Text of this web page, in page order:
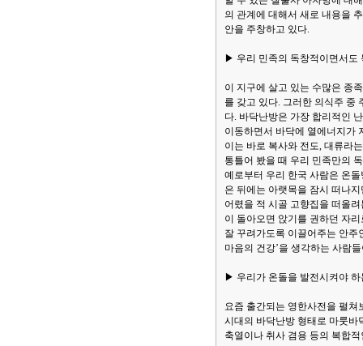
의 관계에 대해서 새로 내용을
안을 주창하고 있다.
▶ 우리 민족의 독창적이면서
이 지구에 살고 있는 수많은 종
를 갖고 있다. 그러한 의식주 중
다. 바닥난방은 가장 합리적인
이동하면서 바닥에 열에너지가
이는 바로 복사와 전도, 대류라
통틀어 봤을 때 우리 민족만의
예로부터 우리 한국 사람은 온
은 뒤에는 아랫목을 잠시 떠나
어렸을 적 시골 고향집을 떠올
이 돌아오면 앉기를 권하던 자
잘 꾸려가도록 이끌어주는 안주
마음의 건강’을 생각하는 사람
▶ 우리가 온돌을 발전시켜야 하
요즘 출간되는 영한사전을 펼쳐
시대의 바닥난방 형태로 마룻바
축열이나 취사 겸용 등의 복합